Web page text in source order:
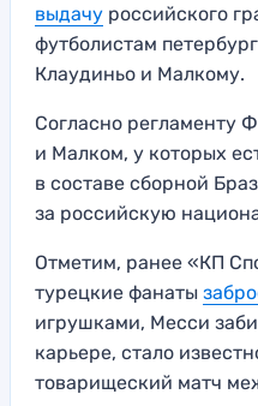
выдачу российского
футболистам
Клаудиньо и Малкому.
Согласно регламенту
и Малком, у которых
в составе сборной
за российскую
Отметим, ранее «КП
турецкие фанаты
игрушками, Месси
карьере, стало
товарищеский матч